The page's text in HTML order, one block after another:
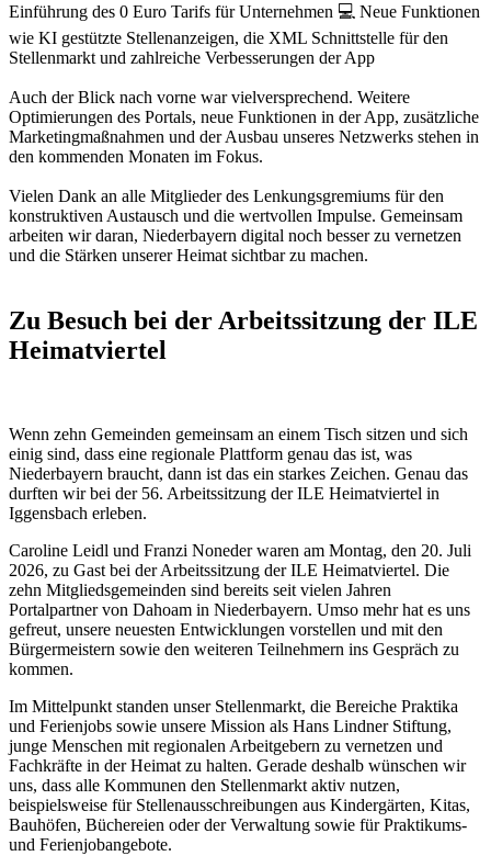
Einführung des 0 Euro Tarifs für Unternehmen 💻 Neue Funktionen
wie KI gestützte Stellenanzeigen, die XML Schnittstelle für den
Stellenmarkt und zahlreiche Verbesserungen der App
Auch der Blick nach vorne war vielversprechend. Weitere
Optimierungen des Portals, neue Funktionen in der App, zusätzliche
Marketingmaßnahmen und der Ausbau unseres Netzwerks stehen in
den kommenden Monaten im Fokus.
Vielen Dank an alle Mitglieder des Lenkungsgremiums für den
konstruktiven Austausch und die wertvollen Impulse. Gemeinsam
arbeiten wir daran, Niederbayern digital noch besser zu vernetzen
und die Stärken unserer Heimat sichtbar zu machen.
Zu Besuch bei der Arbeitssitzung der ILE
Heimatviertel
Wenn zehn Gemeinden gemeinsam an einem Tisch sitzen und sich
einig sind, dass eine regionale Plattform genau das ist, was
Niederbayern braucht, dann ist das ein starkes Zeichen. Genau das
durften wir bei der 56. Arbeitssitzung der ILE Heimatviertel in
Iggensbach erleben.
Caroline Leidl und Franzi Noneder waren am Montag, den 20. Juli
2026, zu Gast bei der Arbeitssitzung der ILE Heimatviertel. Die
zehn Mitgliedsgemeinden sind bereits seit vielen Jahren
Portalpartner von Dahoam in Niederbayern. Umso mehr hat es uns
gefreut, unsere neuesten Entwicklungen vorstellen und mit den
Bürgermeistern sowie den weiteren Teilnehmern ins Gespräch zu
kommen.
Im Mittelpunkt standen unser Stellenmarkt, die Bereiche Praktika
und Ferienjobs sowie unsere Mission als Hans Lindner Stiftung,
junge Menschen mit regionalen Arbeitgebern zu vernetzen und
Fachkräfte in der Heimat zu halten. Gerade deshalb wünschen wir
uns, dass alle Kommunen den Stellenmarkt aktiv nutzen,
beispielsweise für Stellenausschreibungen aus Kindergärten, Kitas,
Bauhöfen, Büchereien oder der Verwaltung sowie für Praktikums-
und Ferienjobangebote.